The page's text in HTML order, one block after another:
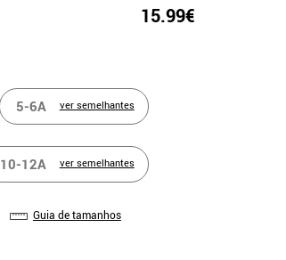
15.99€
5-6A ver semelhantes
10-12A ver semelhantes
Guia de tamanhos